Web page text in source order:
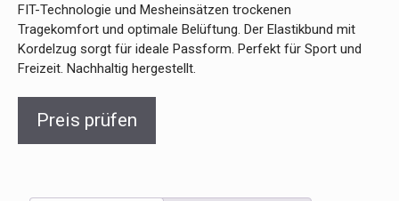
FIT-Technologie und Mesheinsätzen trockenen
Tragekomfort und optimale Belüftung. Der Elastikbund mit
Kordelzug sorgt für ideale Passform. Perfekt für Sport und
Freizeit. Nachhaltig hergestellt.
Preis prüfen